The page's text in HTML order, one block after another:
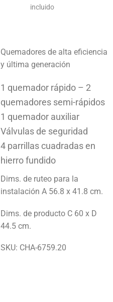
incluido
Quemadores de alta eficiencia
y última generación
1 quemador rápido – 2
quemadores semi-rápidos
1 quemador auxiliar
Válvulas de seguridad
4 parrillas cuadradas en
hierro fundido
Dims. de ruteo para la
instalación A 56.8 x 41.8 cm.
Dims. de producto C 60 x D
44.5 cm.
SKU: CHA-6759.20